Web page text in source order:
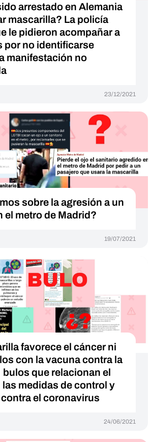
arrestado en Alemania
mascarilla? La policía
le pidieron acompañar a
por no identificarse
manifestación no
23/12/2021
sobre la agresión a un
el metro de Madrid?
19/07/2021
favorece el cáncer ni
con la vacuna contra la
que relacionan el
medidas de control y
el coronavirus
24/06/2021